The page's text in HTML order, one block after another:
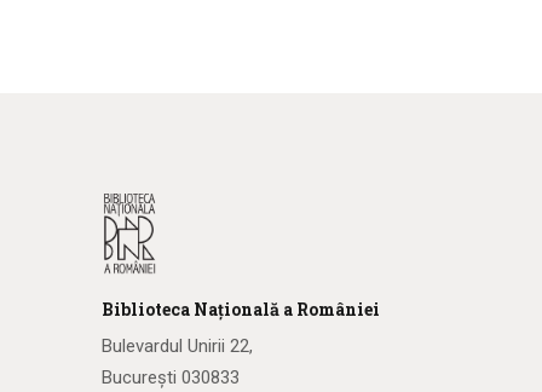
Biblioteca Națională a României
Bulevardul Unirii 22,
București 030833